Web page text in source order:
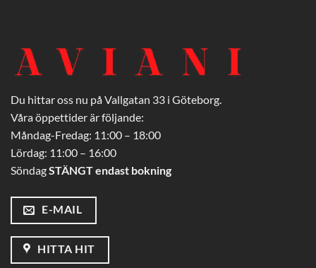
Du hittar oss nu på Vallgatan 33 i Göteborg.
Våra öppettider är följande:
Måndag-Fredag: 11:00 – 18:00
Lördag: 11:00 – 16:00
SöndagSTÄNGT endast bokning
E-MAIL
HITTA HIT